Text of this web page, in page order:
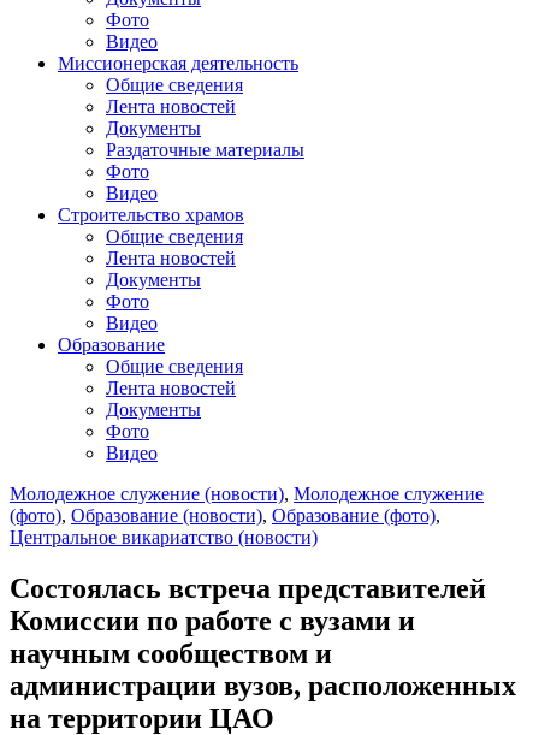
Фото
Видео
Миссионерская деятельность
Общие сведения
Лента новостей
Документы
Раздаточные материалы
Фото
Видео
Строительство храмов
Общие сведения
Лента новостей
Документы
Фото
Видео
Образование
Общие сведения
Лента новостей
Документы
Фото
Видео
Молодежное служение (новости), Молодежное служение
(фото), Образование (новости), Образование (фото),
Центральное викариатство (новости)
Состоялась встреча представителей
Комиссии по работе с вузами и
научным сообществом и
администрации вузов, расположенных
на территории ЦАО